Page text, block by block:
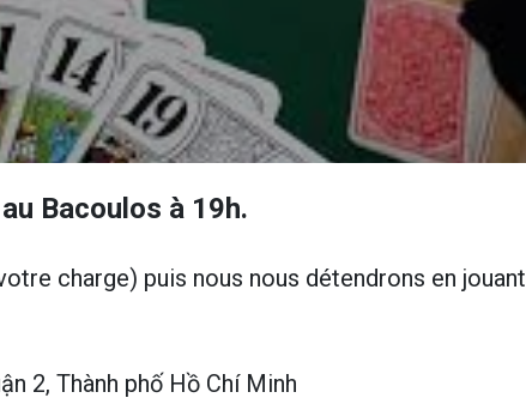
Bacoulos à 19h.
charge) puis nous nous détendrons en jouant
2, Thành phố Hồ Chí Minh